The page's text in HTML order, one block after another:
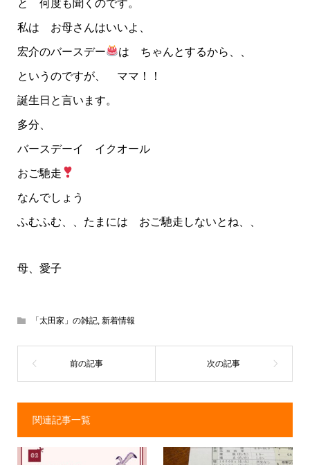
と 何度も聞くのです。
私は お母さんはいいよ、
宏介のバースデー は ちゃんとするから、、
というのですが、 ママ！！
誕生日と言います。
多分、
バースデーイ イクオール
おご馳走
なんでしょう
ふむふむ、、たまには おご馳走しないとね、、
母、愛子
「太田家」の雑記, 新着情報
関連記事一覧